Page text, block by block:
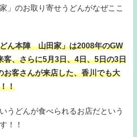
」のお取り寄せうどんがなぜここ
ん本陣 山田家」は2008年のGW
客、さらに5月3日、4日、5日の3日
お客さんが来店した、香川でも大
！
うどんが食べられるお店だという
！！